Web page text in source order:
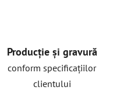
Producție și gravură
conform specificațiilor
clientului